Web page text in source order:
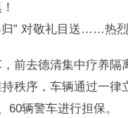
对敬礼目送……热烈
前去德清集中疗养
秩序，车辆通过一律
60辆警车进行担保。